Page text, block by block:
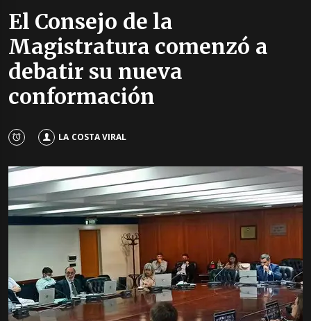
El Consejo de la
Magistratura comenzó a
debatir su nueva
conformación
LA COSTA VIRAL